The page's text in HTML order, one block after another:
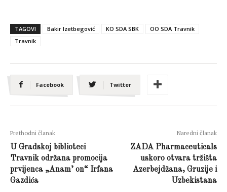
TAGOVI Bakir Izetbegović KO SDA SBK
OO SDA Travnik
Travnik
Facebook Twitter
Prethodni članak
U Gradskoj biblioteci
Travnik održana promocija
prvijenca „Anam’ on“ Irfana
Gazdića
Naredni članak
ZADA Pharmaceuticals
uskoro otvara tržišta
Azerbejdžana, Gruzije i
Uzbekistana